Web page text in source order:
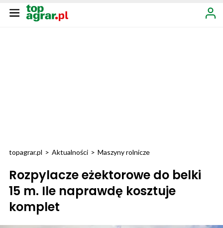
topagrar.pl > Aktualności > Maszyny rolnicze
Rozpylacze eżektorowe do belki
15 m. Ile naprawdę kosztuje
komplet